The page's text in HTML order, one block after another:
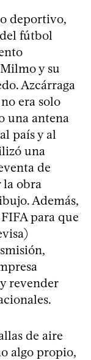
deportivo,
fútbol
y su
Azcárraga
era solo
una antena
país y al
una
de
la obra
Además,
para que
revender
de aire
algo propio,